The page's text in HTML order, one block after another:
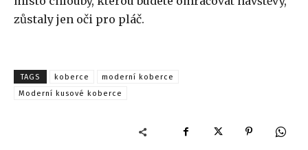
zůstaly jen oči pro pláč.
TAGS koberce
moderní koberce
Moderní kusové koberce